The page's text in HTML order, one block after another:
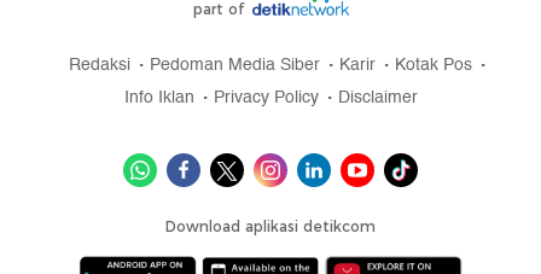
part of
Redaksi Pedoman Media Siber Karir
Kotak Pos
Info Iklan
Privacy Policy Disclaimer
Download aplikasi detikcom